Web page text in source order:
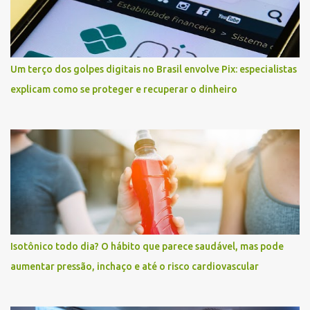
s
Um terço dos golpes digitais no Brasil envolve Pix: especialistas
explicam como se proteger e recuperar o dinheiro
Isotônico todo dia? O hábito que parece saudável, mas pode
aumentar pressão, inchaço e até o risco cardiovascular